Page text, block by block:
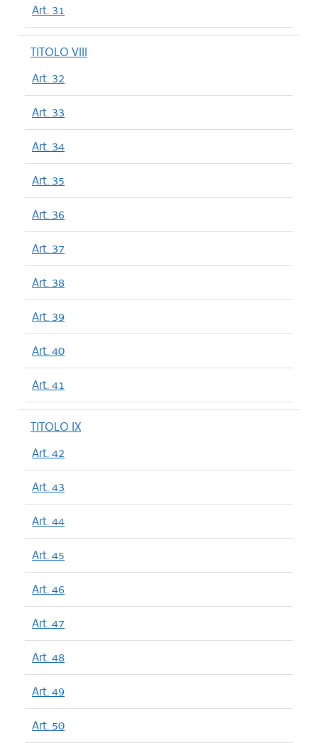
Art. 31
TITOLO VIII
Art. 32
Art. 33
Art. 34
Art. 35
Art. 36
Art. 37
Art. 38
Art. 39
Art. 40
Art. 41
TITOLO IX
Art. 42
Art. 43
Art. 44
Art. 45
Art. 46
Art. 47
Art. 48
Art. 49
Art. 50